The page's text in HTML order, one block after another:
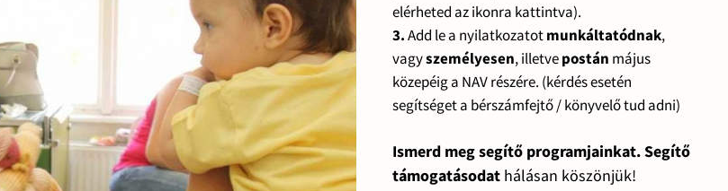
elérheted az ikonra kattintva).
3.Add le a nyilatkozatotmunkáltatódnak,
vagyszemélyesen, illetvepostán május
közepéig a NAV részére. (kérdés esetén
segítséget a bérszámfejtő / könyvelő tud adni)
Ismerd meg segítő programjainkat. Segítő
támogatásodat hálásan köszönjük!